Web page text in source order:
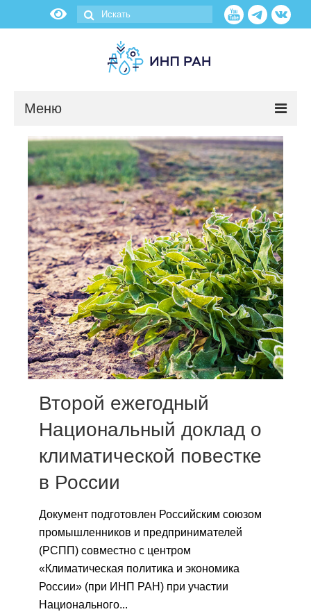
Меню
Новости
О нас
Об институте
Научные подразделения
Администрация
Сотрудники
Отчетность
Противодействие коррупции
Материалы для СМИ
Публикации
Научная жизнь
Издания
Проблемы прогнозирования
О журнале
Номера журналов
Второй ежегодный
Национальный доклад о
климатической повестке
в России
Документ подготовлен Российским союзом
промышленников и предпринимателей
(РСПП) совместно с центром
«Климатическая политика и экономика
России» (при ИНП РАН) при участии
Национального...